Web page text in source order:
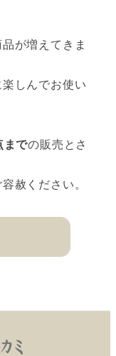
が増えてきま
しんでお使い
までの販売とさ
赦ください。